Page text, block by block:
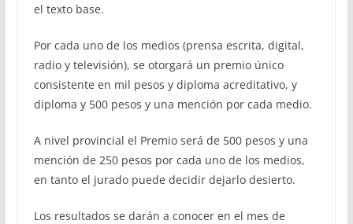
el texto base.
Por cada uno de los medios (prensa escrita, digital,
radio y televisión), se otorgará un premio único
consistente en mil pesos y diploma acreditativo, y
diploma y 500 pesos y una mención por cada medio.
A nivel provincial el Premio será de 500 pesos y una
mención de 250 pesos por cada uno de los medios,
en tanto el jurado puede decidir dejarlo desierto.
Los resultados se darán a conocer en el mes de